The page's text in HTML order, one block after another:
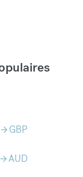
GBP
arrow_forwardAUD